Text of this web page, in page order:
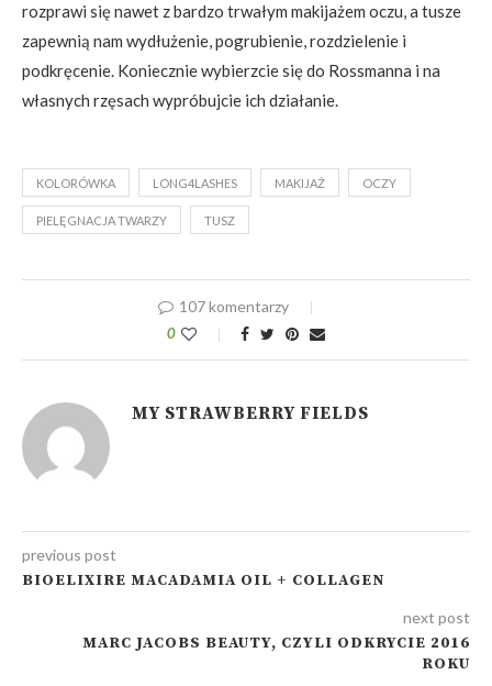
rozprawi się nawet z bardzo trwałym makijażem oczu, a tusze
zapewnią nam wydłużenie, pogrubienie, rozdzielenie i
podkręcenie. Koniecznie wybierzcie się do Rossmanna i na
własnych rzęsach wypróbujcie ich działanie.
KOLORÓWKA LONG4LASHES MAKIJAŻ OCZY
PIELĘGNACJA TWARZY TUSZ
107 komentarzy
0
MY STRAWBERRY FIELDS
previous post
BIOELIXIRE MACADAMIA OIL + COLLAGEN
next post
MARC JACOBS BEAUTY, CZYLI ODKRYCIE 2016
ROKU